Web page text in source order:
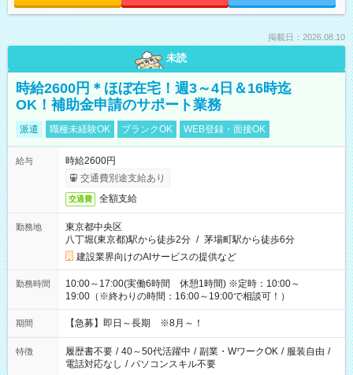
掲載日：2026.08.10
未読
時給2600円＊ほぼ在宅！週3～4日＆16時迄
OK！補助金申請のサポート業務
派遣 職種未経験OK ブランクOK WEB登録・面接OK
給与
時給2600円
交通費別途支給あり
交通費 全額支給
勤務地
東京都中央区
八丁堀(東京都)駅から徒歩2分 / 茅場町駅から徒歩6分
建設業界向けのAIサービスの提供など
勤務時間
10:00～17:00(実働6時間 休憩1時間) ※定時：10:00～
19:00（※終わりの時間：16:00～19:00で相談可！）
期間 【急募】即日～長期 ※8月～！
特徴 履歴書不要 / 40～50代活躍中 / 副業・WワークOK / 服装自由 /
電話対応なし / パソコンスキル不要